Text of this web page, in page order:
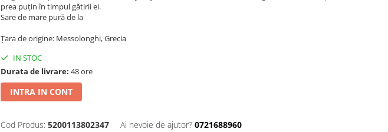
prea puțin în timpul gătirii ei.
Sare de mare pură de la
Țara de origine: Messolonghi, Grecia
IN STOC
Durata de livrare: 48 ore
INTRA IN CONT
Cod Produs: 5200113802347 Ai nevoie de ajutor? 0721688960